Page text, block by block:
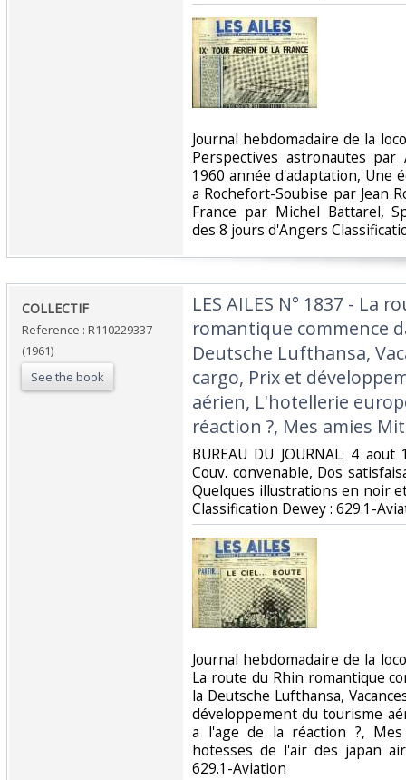
‎Journal hebdomadaire de la
Perspectives astronautes
1960 année d'adaptation, Une
a Rochefort-Soubise par Jean
France par Michel Battarel,
des 8 jours d'Angers
‎COLLECTIF‎
Reference : R110229337
(1961)
See the book
‎LES AILES N° 1837 - La
romantique commence
Deutsche Lufthansa,
cargo, Prix et
aérien, L'hotellerie
réaction ?, Mes amies
‎BUREAU DU JOURNAL. 4
Couv. convenable, Dos
Quelques illustrations en noir
Classification Dewey : 629.1-
‎Journal hebdomadaire de la
La route du Rhin romantique
la Deutsche Lufthansa,
développement du tourisme
a l'age de la réaction ?,
hotesses de l'air des japan
629.1-Aviation‎